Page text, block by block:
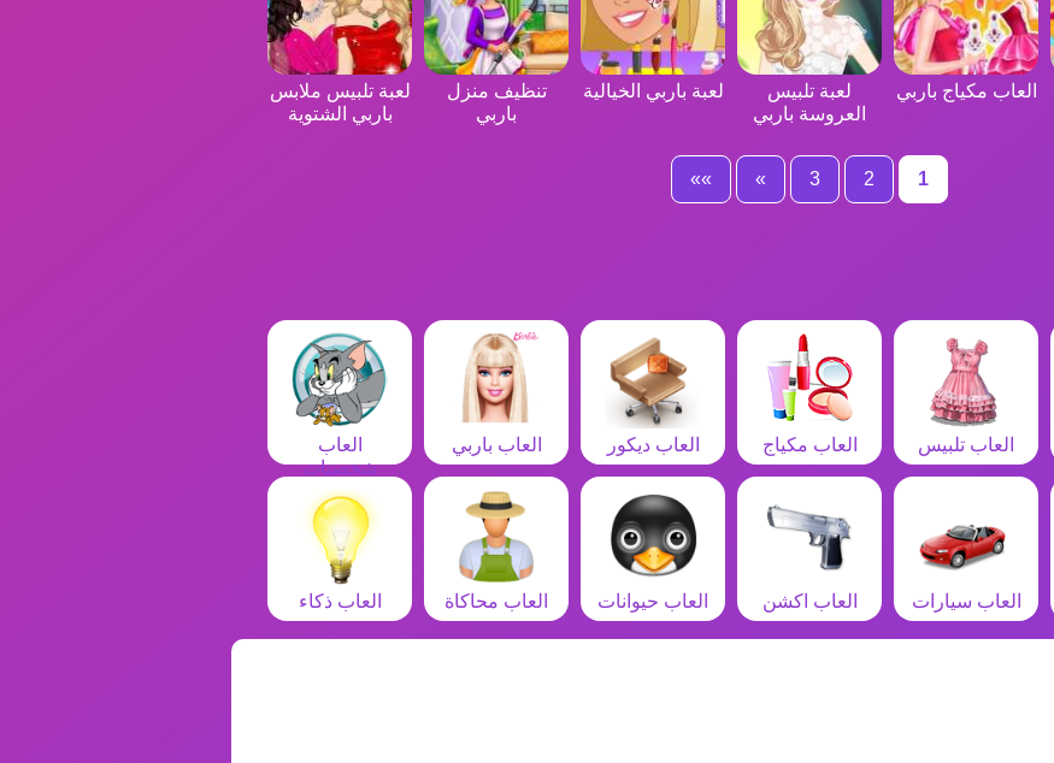
العاب مكياج باربي
لعبة تلبيس
العروسة باربي
لعبة باربي الخيالية
تنظيف منزل
باربي
لعبة تلبيس ملابس
باربي الشتوية
1
2
3
»
»»
العاب تلبيس العاب مكياج العاب ديكور العاب باربي
العاب
شخصيات
العاب سيارات العاب اكشن العاب حيوانات العاب محاكاة العاب ذكاء